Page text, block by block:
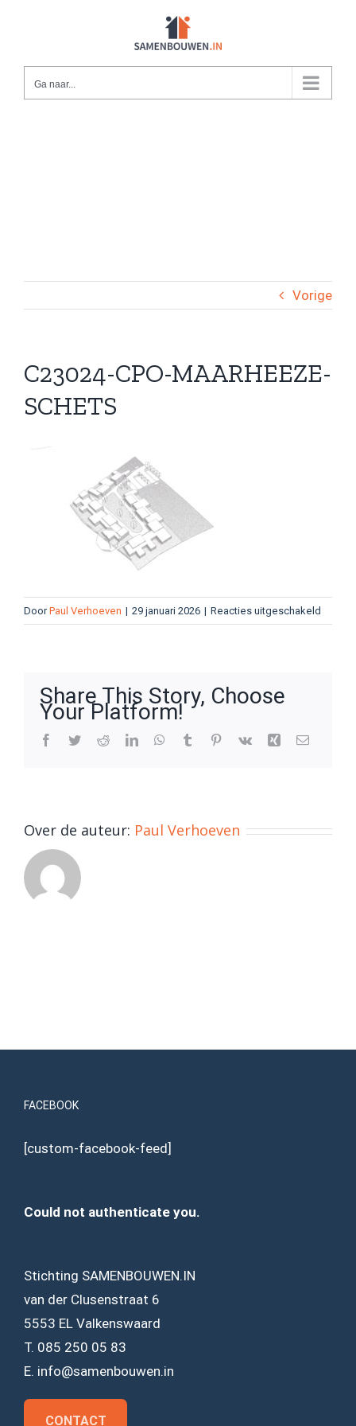
Ga naar...
Vorige
C23024-CPO-MAARHEEZE-
SCHETS
DoorPaul Verhoeven | 29 januari 2026 | Reacties uitgeschakeld
Share This Story, Choose
Your Platform!
Facebook
TwitterRedditLinkedInWhatsApp
Tumblr Pinterest
Vk Xing E-
Over de auteur: Paul Verhoeven
FACEBOOK
[custom-facebook-feed]
Could not authenticate you.
Stichting SAMENBOUWEN.IN
van der Clusenstraat 6
5553 EL Valkenswaard
T. 085 250 05 83
E. info@samenbouwen.in
CONTACT